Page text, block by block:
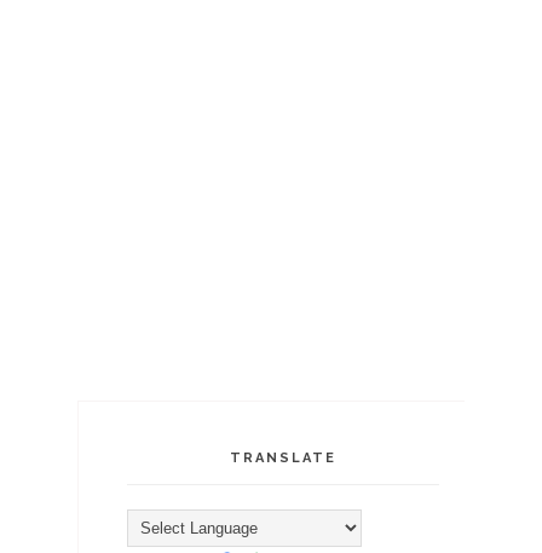
TRANSLATE